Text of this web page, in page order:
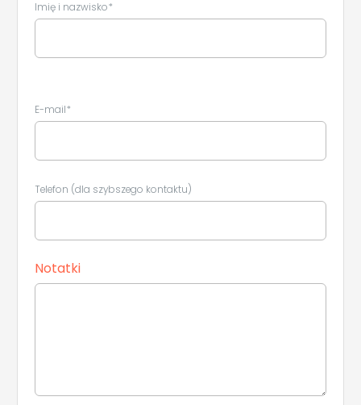
Imię i nazwisko*
E-mail*
Telefon (dla szybszego kontaktu)
Notatki